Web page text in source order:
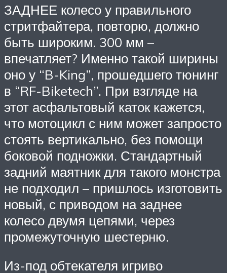
ЗАДНЕЕ колесо у правильного
стритфайтера, повторю, должно
быть широким. 300 мм –
впечатляет? Именно такой ширины
оно у “B-King”, прошедшего тюнинг
в “RF-Biketech”. При взгляде на
этот асфальтовый каток кажется,
что мотоцикл с ним может запросто
стоять вертикально, без помощи
боковой подножки. Стандартный
задний маятник для такого монстра
не подходил – пришлось изготовить
новый, с приводом на заднее
колесо двумя цепями, через
промежуточную шестерню.
Из-под обтекателя игриво